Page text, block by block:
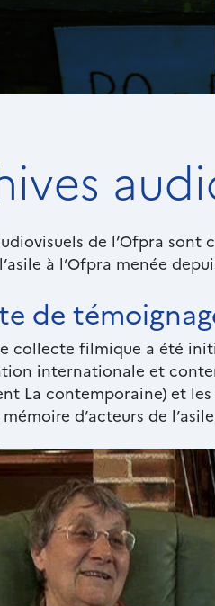
de l’Ofpra sont
à l’Ofpra menée
de
collecte filmique a été
internationale et
La contemporaine) et
d’acteurs de